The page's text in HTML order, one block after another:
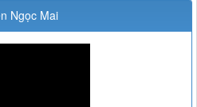
Ngọc Mai